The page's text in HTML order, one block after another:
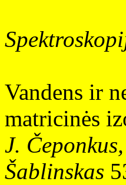
Vandens ir
matricinės
J.
Šablinskas